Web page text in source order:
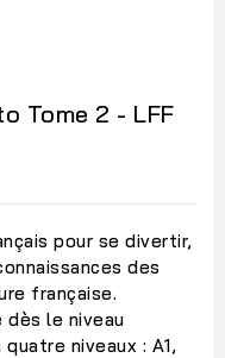
Tome 2 - LFF
pour se divertir,
des
française.
le niveau
niveaux : A1,